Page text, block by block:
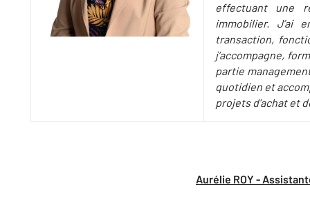
effectuant une
immobilier. J’ai
transaction,
j’accompagne,
partie
quotidien et
projets d’achat et
Aurélie ROY -